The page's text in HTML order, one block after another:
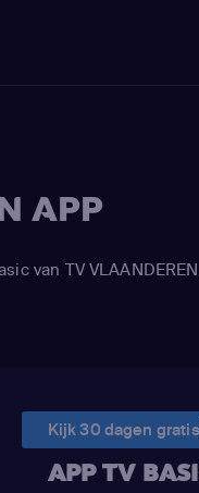
APP
van TV
Kijk 30 dagen
APP TV